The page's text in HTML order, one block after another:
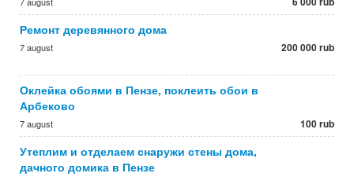
Ремонт деревянного дома
7 august 200 000 rub
Оклейка обоями в Пензе, поклеить обои в
Арбеково
7 august 100 rub
Утеплим и отделаем снаружи стены дома,
дачного домика в Пензе